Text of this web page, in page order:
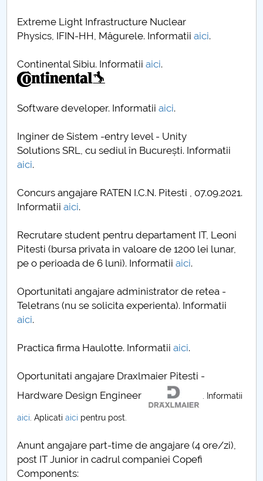
Extreme Light Infrastructure Nuclear
Physics, IFIN-HH, Măgurele. Informatiiaici.
Continental Sibiu. Informatiiaici.
Software developer. Informatiiaici.
Inginer de Sistem -entry level - Unity
Solutions SRL, cu sediul în București. Informatii
aici.
Concurs angajare RATEN I.C.N. Pitesti , 07.09.2021.
Informatiiaici.
Recrutare student pentru departament IT, Leoni
Pitesti (bursa privata in valoare de 1200 lei lunar,
pe o perioada de 6 luni). Informatiiaici.
Oportunitati angajare administrator de retea -
Teletrans (nu se solicita experienta). Informatii
aici.
Practica firma Haulotte. Informatiiaici.
Oportunitati angajare Draxlmaier Pitesti -
Hardware Design Engineer
. Informatii
aici . Aplicatiaici pentru post.
Anunt angajare part-time de angajare (4 ore/zi),
post IT Junior in cadrul companiei Copefi
Components: